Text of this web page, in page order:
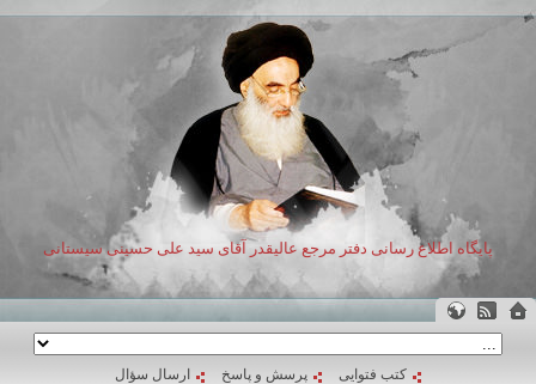
پایگاه اطلاع رسانی دفتر مرجع عالیقدر آقای سید علی حسینی سیستانی
کتب فتوایی پرسش و پاسخ ارسال سؤال